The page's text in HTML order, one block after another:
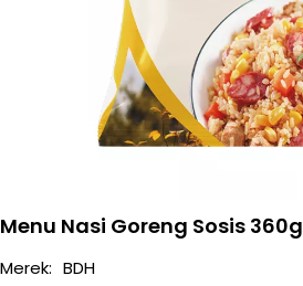
Menu Nasi Goreng Sosis 360g
Merek: BDH